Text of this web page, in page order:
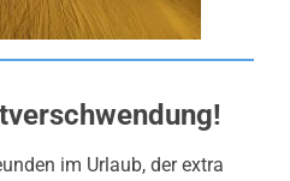
im Urlaub, der extra